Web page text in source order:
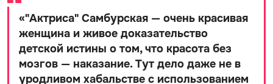
«"Актриса" Самбурская — очень красивая
женщина и живое доказательство
детской истины о том, что красота без
мозгов — наказание. Тут дело даже не в
уродливом хабальстве с использованием